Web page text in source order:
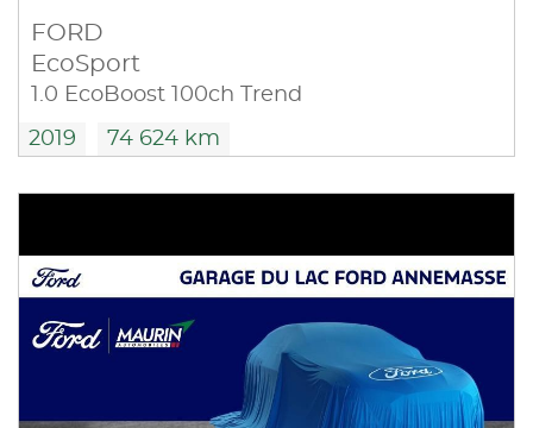
FORD
EcoSport
1.0 EcoBoost 100ch Trend
2019 74 624 km